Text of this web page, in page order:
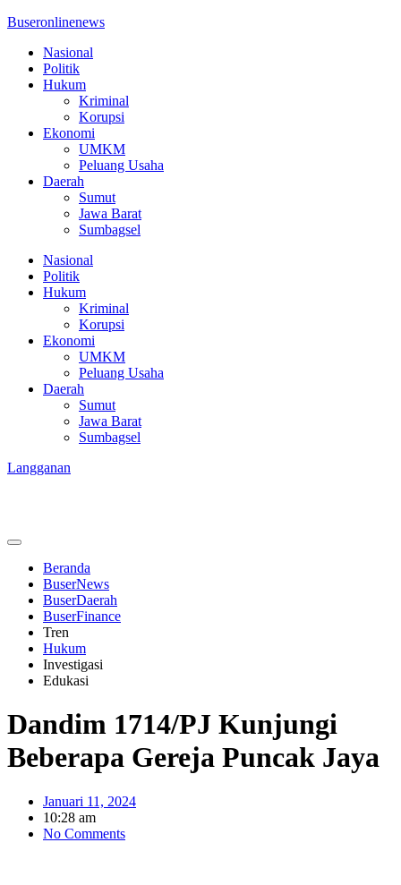
Buseronlinenews
Nasional
Politik
Hukum
Kriminal
Korupsi
Ekonomi
UMKM
Peluang Usaha
Daerah
Sumut
Jawa Barat
Sumbagsel
Nasional
Politik
Hukum
Kriminal
Korupsi
Ekonomi
UMKM
Peluang Usaha
Daerah
Sumut
Jawa Barat
Sumbagsel
Langganan
Beranda
BuserNews
BuserDaerah
BuserFinance
Tren
Hukum
Investigasi
Edukasi
Dandim 1714/PJ Kunjungi
Beberapa Gereja Puncak Jaya
Januari 11, 2024
10:28 am
No Comments